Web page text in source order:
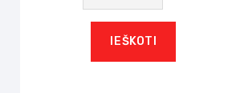
IEŠKOTI